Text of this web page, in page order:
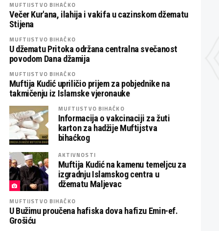
MUFTIJSTVO BIHAĆKO
Večer Kur'ana, ilahija i vakifa u cazinskom džematu
Stijena
MUFTIJSTVO BIHAĆKO
U džematu Pritoka održana centralna svečanost
povodom Dana džamija
MUFTIJSTVO BIHAĆKO
Muftija Kudić upriličio prijem za pobjednike na
takmičenju iz Islamske vjeronauke
MUFTIJSTVO BIHAĆKO
Informacija o vakcinaciji za žuti
karton za hadžije Muftijstva
bihaćkog
AKTIVNOSTI
Muftija Kudić na kamenu temeljcu za
izgradnju Islamskog centra u
džematu Maljevac
MUFTIJSTVO BIHAĆKO
U Bužimu proučena hafiska dova hafizu Emin-ef.
Grošiću